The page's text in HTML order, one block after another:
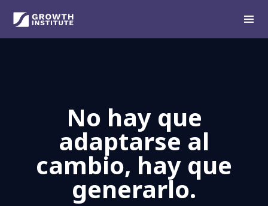
No hay que
adaptarse al
cambio, hay que
generarlo.